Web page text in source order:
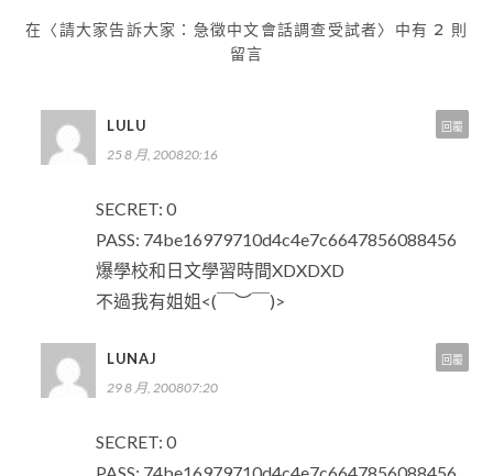
在〈請大家告訴大家：急徵中文會話調查受試者〉中有 2 則
留言
LULU
25 8 月, 200820:16
SECRET: 0
PASS: 74be16979710d4c4e7c6647856088456
爆學校和日文學習時間XDXDXD
不過我有姐姐<(￣︶￣)>
回覆
LUNAJ
29 8 月, 200807:20
SECRET: 0
PASS: 74be16979710d4c4e7c6647856088456
回覆